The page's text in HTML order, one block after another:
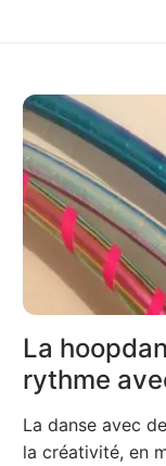
La
rythme
La danse avec
la créativité, en